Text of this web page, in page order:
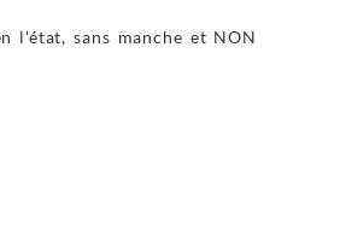
l'état, sans manche et NON